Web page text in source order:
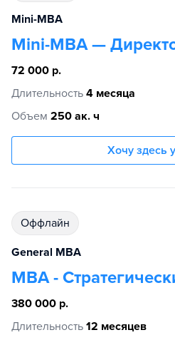
Mini-MBA
Mini-MBA —
72 000 р.
Длительность 4 месяца
Объем 250 ак. ч
Хочу здесь
Оффлайн
General MBA
MBA -
380 000 р.
Длительность 12 месяцев